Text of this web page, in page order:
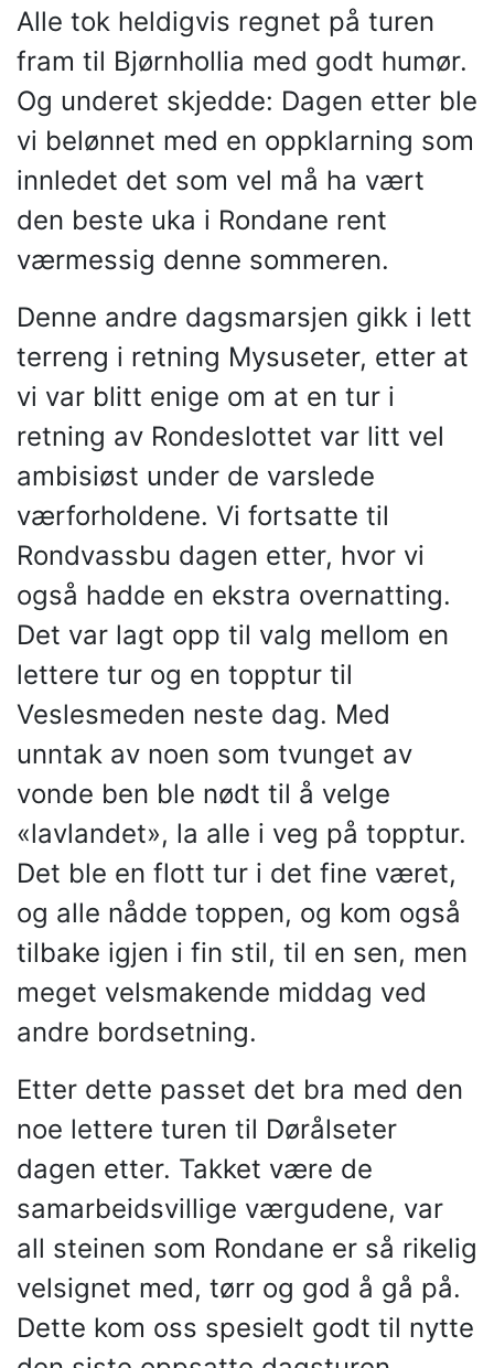
Alle tok heldigvis regnet på turen
fram til Bjørnhollia med godt humør.
Og underet skjedde: Dagen etter ble
vi belønnet med en oppklarning som
innledet det som vel må ha vært
den beste uka i Rondane rent
værmessig denne sommeren.
Denne andre dagsmarsjen gikk i lett
terreng i retning Mysuseter, etter at
vi var blitt enige om at en tur i
retning av Rondeslottet var litt vel
ambisiøst under de varslede
værforholdene. Vi fortsatte til
Rondvassbu dagen etter, hvor vi
også hadde en ekstra overnatting.
Det var lagt opp til valg mellom en
lettere tur og en topptur til
Veslesmeden neste dag. Med
unntak av noen som tvunget av
vonde ben ble nødt til å velge
«lavlandet», la alle i veg på topptur.
Det ble en flott tur i det fine været,
og alle nådde toppen, og kom også
tilbake igjen i fin stil, til en sen, men
meget velsmakende middag ved
andre bordsetning.
Etter dette passet det bra med den
noe lettere turen til Dørålseter
dagen etter. Takket være de
samarbeidsvillige værgudene, var
all steinen som Rondane er så rikelig
velsignet med, tørr og god å gå på.
Dette kom oss spesielt godt til nytte